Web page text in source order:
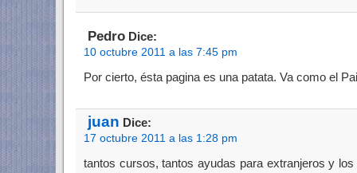
Pedro Dice:
10 octubre 2011 a las 7:45 pm
Por cierto, ésta pagina es una patata. Va como el
juan Dice:
17 octubre 2011 a las 1:28 pm
tantos cursos, tantos ayudas para extranjeros y